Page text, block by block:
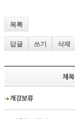
목록
답글 쓰기 삭제
제목
개강보류